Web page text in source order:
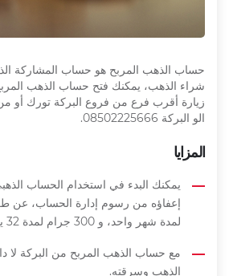
حساب الذهب المربح هو حساب المشاركة
شراء الذهب، يمكنك فتح حساب الذهب
زيارة أقرب فرع من فروع البركة تورك أو
الو البركة 08502225666.
المزايا
يمكنك البدء في استخدام الحساب
لمدة شهر واحد، و 300 جرام لمدة 32 يومًا أو أكثر.
مع حساب الذهب المربح من البركة لا
الذهب وسرقته.